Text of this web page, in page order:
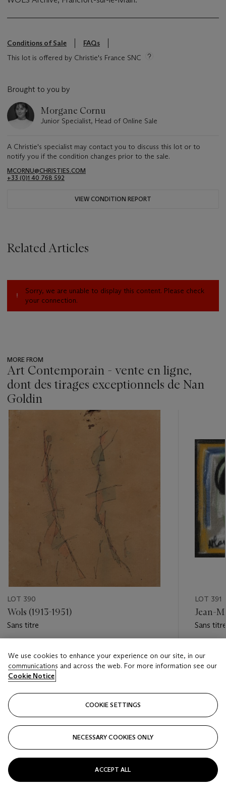
Conditions of Sale
FAQs
This lot is offered by Christie's France SNC
Brought to you by
Morgane Cornu
Junior Specialist, Head of Online Sale
A Christie's specialist may contact you to discuss this lot or to
notify you if the condition changes prior to the sale.
MCORNU@CHRISTIES.COM
+33 (0)1 40 768 592
VIEW CONDITION REPORT
Related Articles
Sorry, we are unable to display this content. Please check
your connection.
MORE FROM
Art Contemporain - vente en ligne,
dont des tirages exceptionnels de Nan
Goldin
item_current_of_total_txt
LOT 390
Wols (1913-1951)
Sans titre
EUR 8,000 - EUR 12,000
Closed
LOT 391
Jean-
Sans titre
We use cookies to enhance your experience on our site, in our
communications and across the web. For more information see our
Cookie Notice
COOKIE SETTINGS
NECESSARY COOKIES ONLY
ACCEPT ALL